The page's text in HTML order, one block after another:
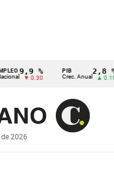
%
▼ 0.30
PIB
Crec. Anual
2,8 %
▲ 0.10
2026